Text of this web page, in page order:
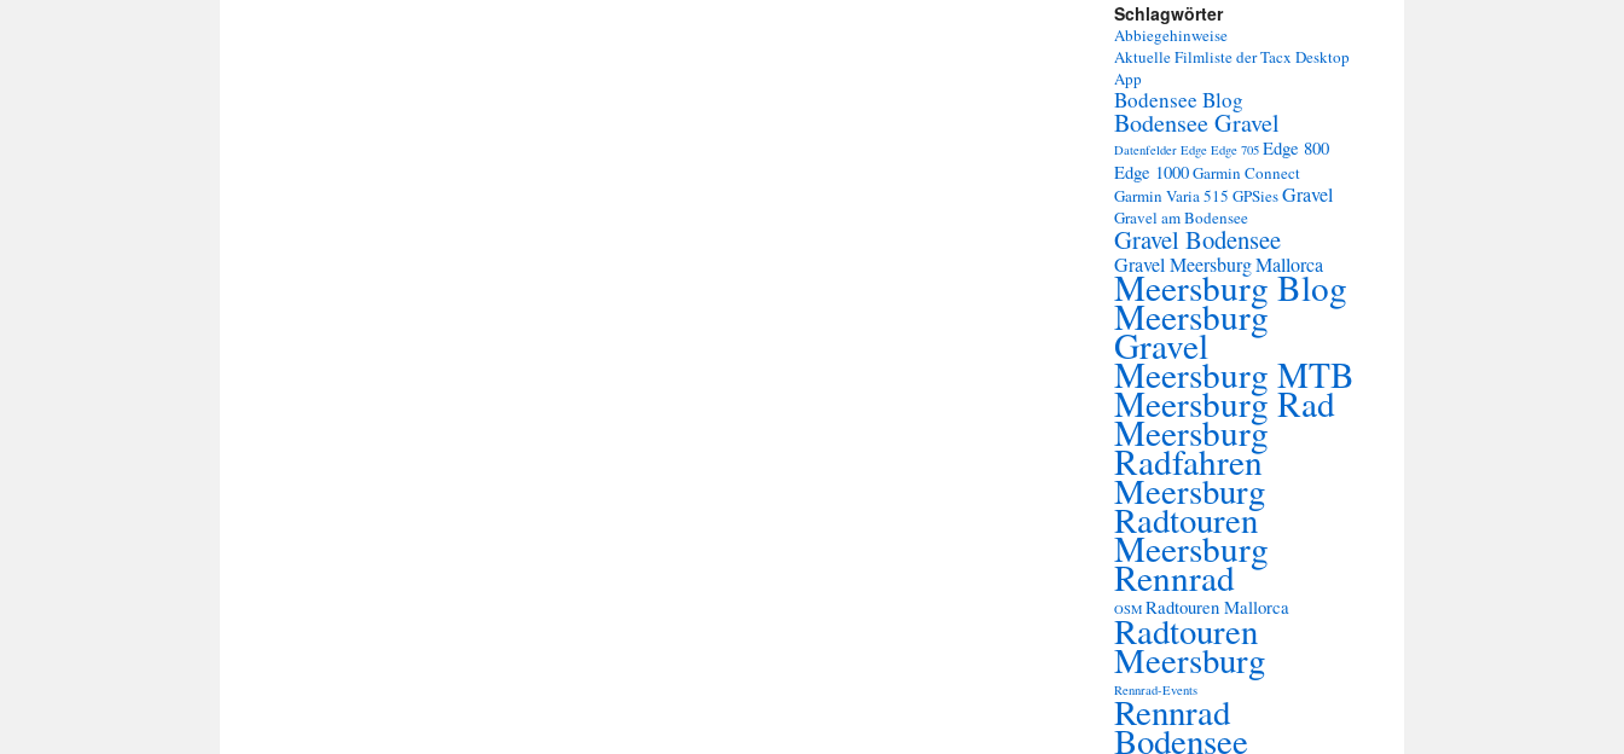
Schlagwörter
Abbiegehinweise
Aktuelle Filmliste der Tacx Desktop
App
Bodensee Blog
Bodensee Gravel
Datenfelder Edge Edge 705 Edge 800
Edge 1000Garmin Connect
Garmin Varia 515 GPSiesGravel
Gravel am Bodensee
Gravel Bodensee
Gravel MeersburgMallorca
Meersburg Blog
Meersburg
Gravel
Meersburg MTB
Meersburg Rad
Meersburg
Radfahren
Meersburg
Radtouren
Meersburg
Rennrad
OSM Radtouren Mallorca
Radtouren
Meersburg
Rennrad-Events
Rennrad
Bodensee